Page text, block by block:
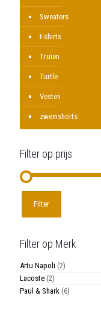
Sweaters
t-shirts
Truien
Turtle
Vesten
zwemshorts
Filter op prijs
Min.
Max.
Filter
Filter op Merk
Artu Napoli (2)
Lacoste (2)
Paul & Shark (6)